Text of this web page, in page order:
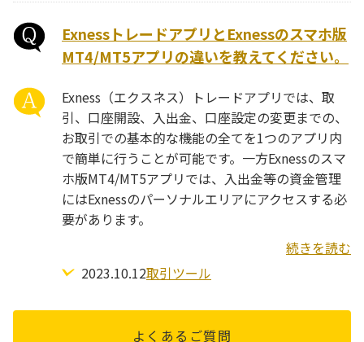
ExnessトレードアプリとExnessのスマホ版
MT4/MT5アプリの違いを教えてください。
Exness（エクスネス）トレードアプリでは、取
引、口座開設、入出金、口座設定の変更までの、
お取引での基本的な機能の全てを1つのアプリ内
で簡単に行うことが可能です。一方Exnessのスマ
ホ版MT4/MT5アプリでは、入出金等の資金管理
にはExnessのパーソナルエリアにアクセスする必
要があります。
続きを読む
2023.10.12取引ツール
よくあるご質問